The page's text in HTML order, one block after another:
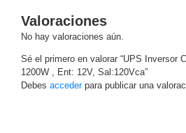
Alcance
- No Break
Sistemas
Completos
IP
Valoraciones
No hay valoraciones aún.
Sé el primero en valorar “UPS Inversor
1200W , Ent: 12V, Sal:120Vca”
Debes accederpara publicar una